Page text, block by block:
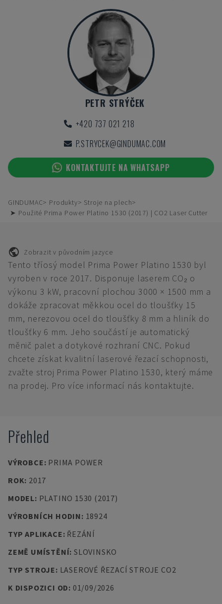
PETR STRÝČEK
+420 737 021 218
P.STRYCEK@GINDUMAC.COM
KONTAKTUJTE NA WHATSAPP
GINDUMAC Produkty
Stroje na plech
➤ Použité Prima Power Platino 1530 (2017) | CO2 Laser Cutter
Zobrazit v původním jazyce
Tento tříosý model Prima Power Platino 1530 byl
vyroben v roce 2017. Disponuje laserem CO₂ o
výkonu 3 kW, pracovní plochou 3000 × 1500 mm a
dokáže zpracovat měkkou ocel do tloušťky 15
mm, nerezovou ocel do tloušťky 8 mm a hliník do
tloušťky 6 mm. Jeho součástí je automatický
měnič palet a dotykové rozhraní CNC. Pokud
chcete získat kvalitní laserové řezací schopnosti,
zvažte stroj Prima Power Platino 1530, který máme
na prodej. Pro více informací nás kontaktujte.
Přehled
VÝROBCE: PRIMA POWER
ROK: 2017
MODEL: PLATINO 1530 (2017)
VÝROBNÍCH HODIN: 18924
TYP APLIKACE: ŘEZÁNÍ
ZEMĚ UMÍSTĚNÍ: SLOVINSKO
TYP STROJE: LASEROVÉ ŘEZACÍ STROJE CO2
K DISPOZICI OD: 01/09/2026